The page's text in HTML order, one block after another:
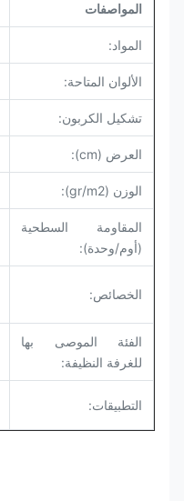
المواصفات
المواد:
الألوان المتاحة:
تشكيل الكربون:
العرض (cm):
الوزن (gr/m2):
المقاومة السطحية
(أوم/وحدة):
الخصائص:
الفئة الموصى بها
للغرفة النظيفة:
التطبيقات: